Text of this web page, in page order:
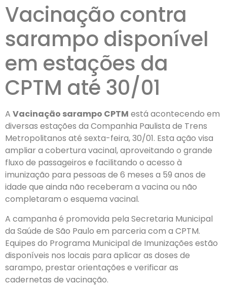
Vacinação contra
sarampo disponível
em estações da
CPTM até 30/01
A Vacinação sarampo CPTM está acontecendo em
diversas estações da Companhia Paulista de Trens
Metropolitanos até sexta-feira, 30/01. Esta ação visa
ampliar a cobertura vacinal, aproveitando o grande
fluxo de passageiros e facilitando o acesso à
imunização para pessoas de 6 meses a 59 anos de
idade que ainda não receberam a vacina ou não
completaram o esquema vacinal.
A campanha é promovida pela Secretaria Municipal
da Saúde de São Paulo em parceria com a CPTM.
Equipes do Programa Municipal de Imunizações estão
disponíveis nos locais para aplicar as doses de
sarampo, prestar orientações e verificar as
cadernetas de vacinação.